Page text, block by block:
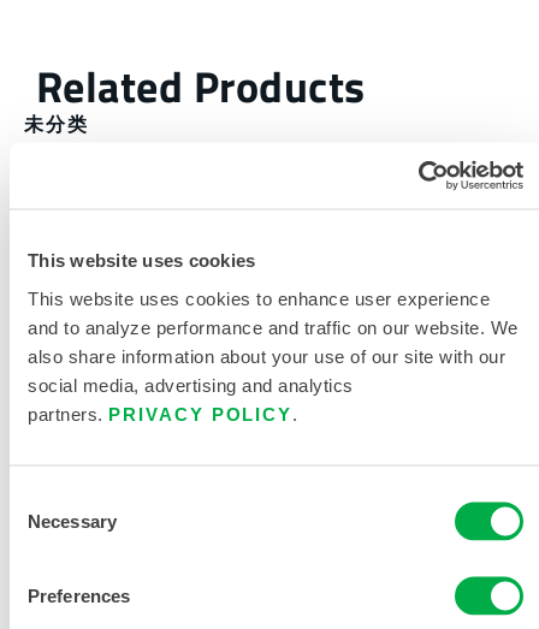
This website uses cookies
This website uses cookies to enhance user experience
and to analyze performance and traffic on our website. We
also share information about your use of our site with our
social media, advertising and analytics
partners. PRIVACY POLICY
Selection
Necessary
Preferences
未分类
此产品通常不在您所在的区域销售。您可以在页面顶部更
此产品通常不在您所在的区域销售。您可以在页面顶部更
改您的区域。
此产品通常不在您所在的区域销售。您可以在页面顶部更
改您的区域。
322BA